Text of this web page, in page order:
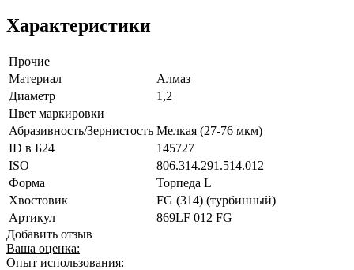
Характеристики
Прочие
Материал
Алмаз
Диаметр
1,2
Цвет маркировки
Абразивность/Зернистость Мелкая (27-76 мкм)
ID в Б24
145727
ISO
806.314.291.514.012
Форма
Торпеда L
Хвостовик
FG (314) (турбинный)
Артикул
869LF 012 FG
Добавить отзыв
Ваша оценка:
Опыт использования: